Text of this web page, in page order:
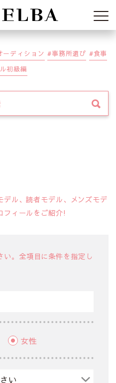
Modelba
ーディション 事務所選び
食事
初級編
デル、読者モデル、メンズモデ
フィールをご紹介!
い。全項目に条件を指定し
女性